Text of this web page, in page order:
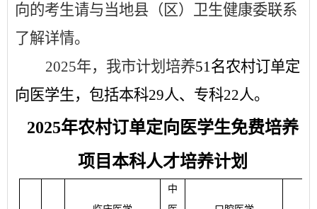
向的考生请与当地县（ 区）卫生健康委联系
了解详情。
2025年，我市计划培养51名农村订单定
向医学生，包括本科29人、 专科22人。
2025年农村订单定向医学生免费培养
项目本科人才培养计划
中